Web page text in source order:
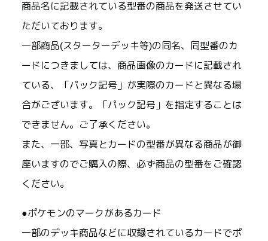
商品名に記載されている型番の商品を発送させてい
ただいております。
一部商品(スターターデッキ等)の同名、同型番のカ
ードにつきましては、商品画像のカードに記載され
ている、「パック記号」が実際のカードと異なる場
合がございます。「パック記号」を指定することは
できません。ご了承ください。
また、一部、写真とカードの型番が異なる商品が御
座いますのでご購入の際、必ず商品の型番をご確認
ください。
●ポケモンのマークがあるカード
一部のデッキ商品などに収録されているカードでポ